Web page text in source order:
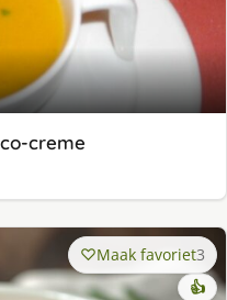
creme
Maak favoriet3
👍